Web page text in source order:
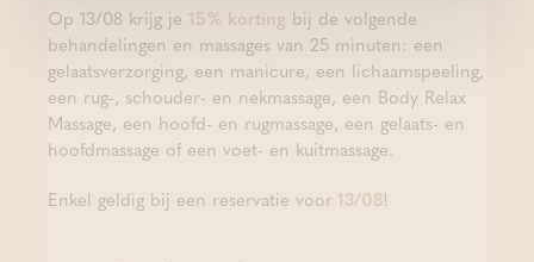
Op 13/08 krijg je 15% korting bij de volgende
behandelingen en massages van 25 minuten: een
gelaatsverzorging, een manicure, een lichaamspeeling,
een rug-, schouder- en nekmassage, een Body Relax
Massage, een hoofd- en rugmassage, een gelaats- en
hoofdmassage of een voet- en kuitmassage.
Enkel geldig bij een reservatie voor 13/08!